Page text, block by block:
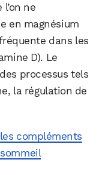
ne
en magnésium
dans les
D). Le
processus tels
la régulation de
compléments